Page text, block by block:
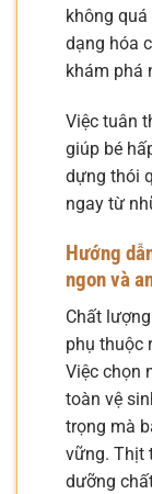
không
dạng hóa
khám phá
Việc tuân
giúp bé
dựng thói
ngay từ
Hướng
ngon và
Chất
phụ thuộc
Việc chọn
toàn vệ
trọng mà
vững. Thịt
dưỡng